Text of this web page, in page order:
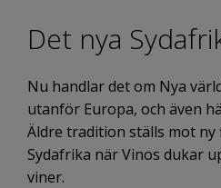
Det nya
Nu handlar det om Nya
utanför Europa, och även
Äldre tradition ställs mot ny
Sydafrika när Vinos dukar
viner.